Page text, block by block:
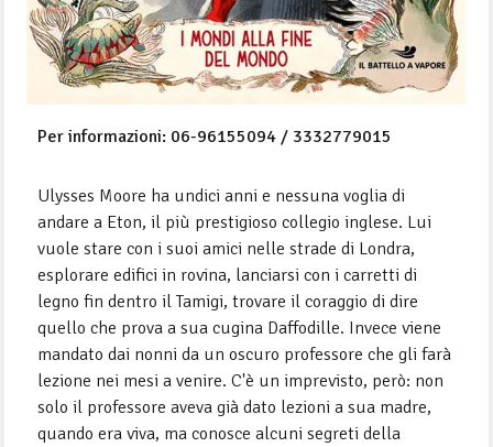
Per informazioni: 06-96155094 / 3332779015
Ulysses Moore ha undici anni e nessuna voglia di
andare a Eton, il più prestigioso collegio inglese. Lui
vuole stare con i suoi amici nelle strade di Londra,
esplorare edifici in rovina, lanciarsi con i carretti di
legno fin dentro il Tamigi, trovare il coraggio di dire
quello che prova a sua cugina Daffodille. Invece viene
mandato dai nonni da un oscuro professore che gli farà
lezione nei mesi a venire. C'è un imprevisto, però: non
solo il professore aveva già dato lezioni a sua madre,
quando era viva, ma conosce alcuni segreti della